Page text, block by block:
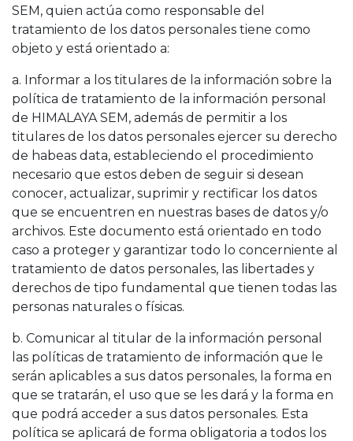
SEM, quien actúa como responsable del
tratamiento de los datos personales tiene como
objeto y está orientado a:
a. Informar a los titulares de la información sobre la
política de tratamiento de la información personal
de HIMALAYA SEM, además de permitir a los
titulares de los datos personales ejercer su derecho
de habeas data, estableciendo el procedimiento
necesario que estos deben de seguir si desean
conocer, actualizar, suprimir y rectificar los datos
que se encuentren en nuestras bases de datos y/o
archivos. Este documento está orientado en todo
caso a proteger y garantizar todo lo concerniente al
tratamiento de datos personales, las libertades y
derechos de tipo fundamental que tienen todas las
personas naturales o físicas.
b. Comunicar al titular de la información personal
las políticas de tratamiento de información que le
serán aplicables a sus datos personales, la forma en
que se tratarán, el uso que se les dará y la forma en
que podrá acceder a sus datos personales. Esta
política se aplicará de forma obligatoria a todos los